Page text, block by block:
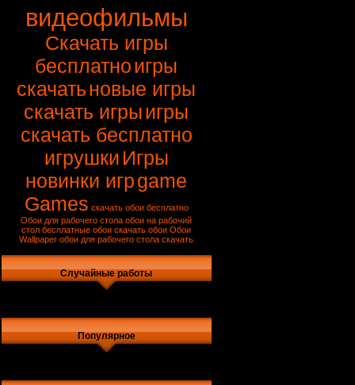
видеофильмы
Скачать игры
бесплатноигры
скачатьновые игры
скачать игрыигры
скачать бесплатно
игрушки Игры
новинки игрgame
Games скачать обои бесплатно
Обои для рабочего стола обои на рабочий
стол бесплатные обои скачать обои Обои
Wallpaper обои для рабочего стола скачать
Случайные работы
Популярное